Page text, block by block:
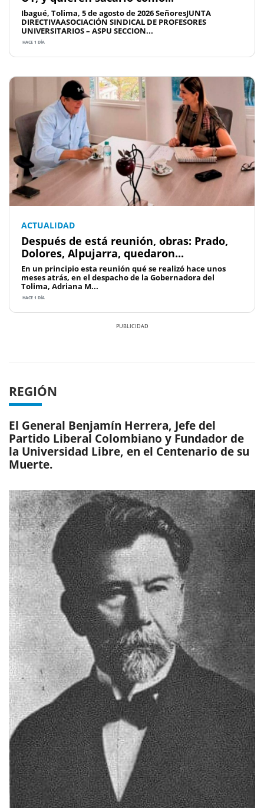
Ibagué, Tolima, 5 de agosto de 2026 SeñoresJUNTA
DIRECTIVAASOCIACIÓN SINDICAL DE PROFESORES
UNIVERSITARIOS – ASPU SECCION...
HACE 1 DÍA
ACTUALIDAD
Después de está reunión, obras: Prado,
Dolores, Alpujarra, quedaron...
En un principio esta reunión qué se realizó hace unos
meses atrás, en el despacho de la Gobernadora del
Tolima, Adriana M...
HACE 1 DÍA
REGIÓN
El General Benjamín Herrera, Jefe del
Partido Liberal Colombiano y Fundador de
la Universidad Libre, en el Centenario de su
Muerte.